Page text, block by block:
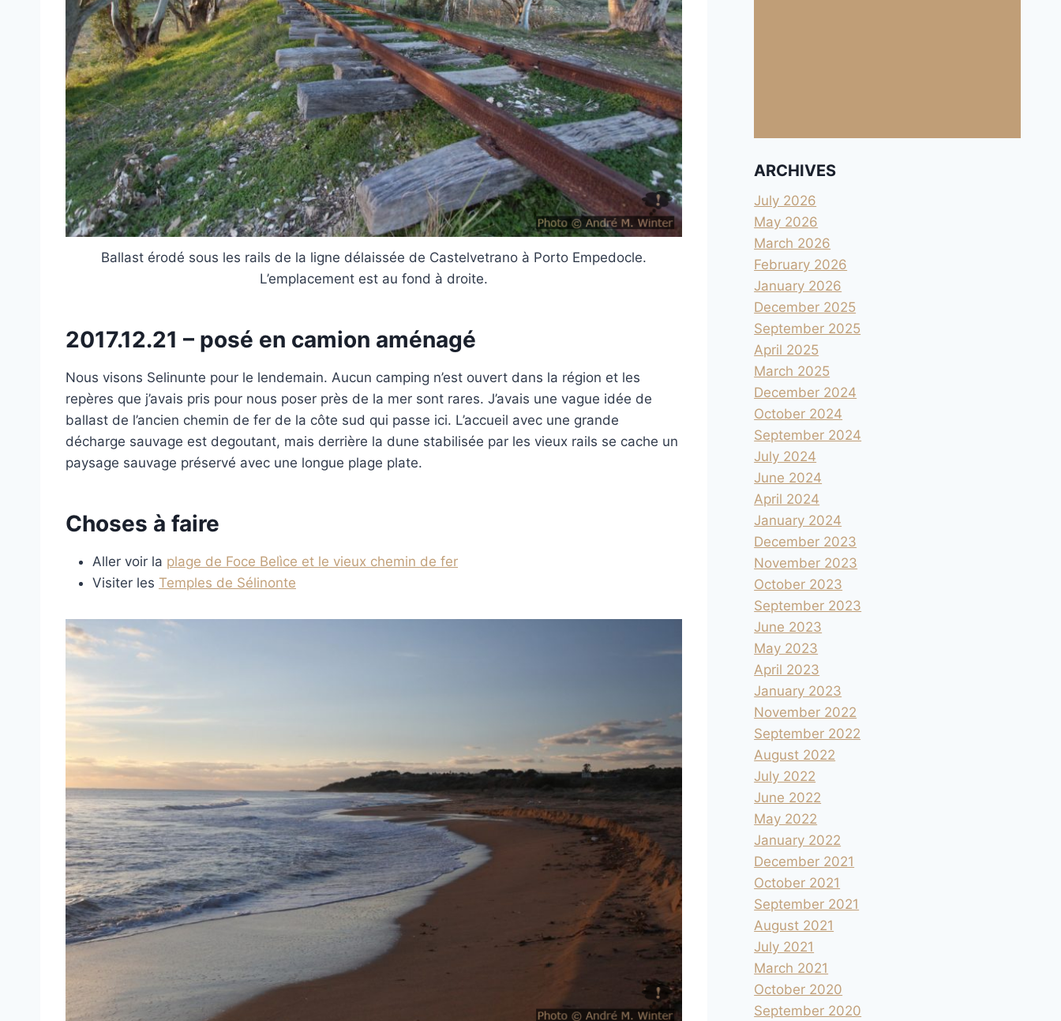
Ballast érodé sous les rails de la ligne délaissée de Castelvetrano à Porto Empedocle.
L’emplacement est au fond à droite.
2017.12.21 – posé en camion aménagé
Nous visons Selinunte pour le lendemain. Aucun camping n’est ouvert dans la région et les
repères que j’avais pris pour nous poser près de la mer sont rares. J’avais une vague idée de
ballast de l’ancien chemin de fer de la côte sud qui passe ici. L’accueil avec une grande
décharge sauvage est degoutant, mais derrière la dune stabilisée par les vieux rails se cache un
paysage sauvage préservé avec une longue plage plate.
Choses à faire
Aller voir la plage de Foce Belìce et le vieux chemin de fer
Visiter les Temples de Sélinonte
ARCHIVES
July 2026
May 2026
March 2026
February 2026
January 2026
December 2025
September 2025
April 2025
March 2025
December 2024
October 2024
September 2024
July 2024
June 2024
April 2024
January 2024
December 2023
November 2023
October 2023
September 2023
June 2023
May 2023
April 2023
January 2023
November 2022
September 2022
August 2022
July 2022
June 2022
May 2022
January 2022
December 2021
October 2021
September 2021
August 2021
July 2021
March 2021
October 2020
September 2020